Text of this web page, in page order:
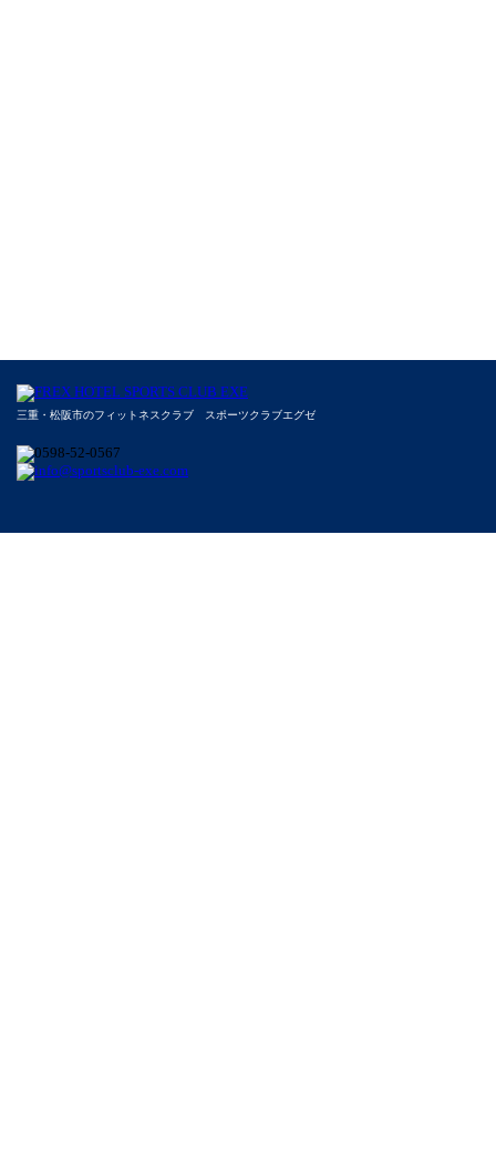
三重・松阪市のフィットネスクラブ スポーツクラブエグゼ